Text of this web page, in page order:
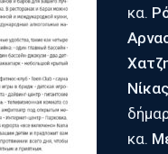
κα.
Νίκας
κα.